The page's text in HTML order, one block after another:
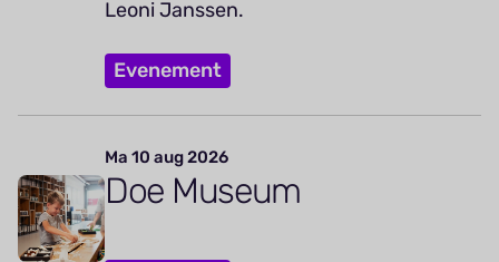
Leoni Janssen.
Evenement
Ma 10 aug 2026
Doe Museum